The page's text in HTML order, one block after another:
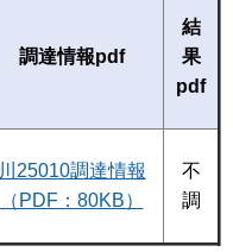
調達情報pdf
結
果
pdf
川25010調達情報
（PDF：80KB）
不
調